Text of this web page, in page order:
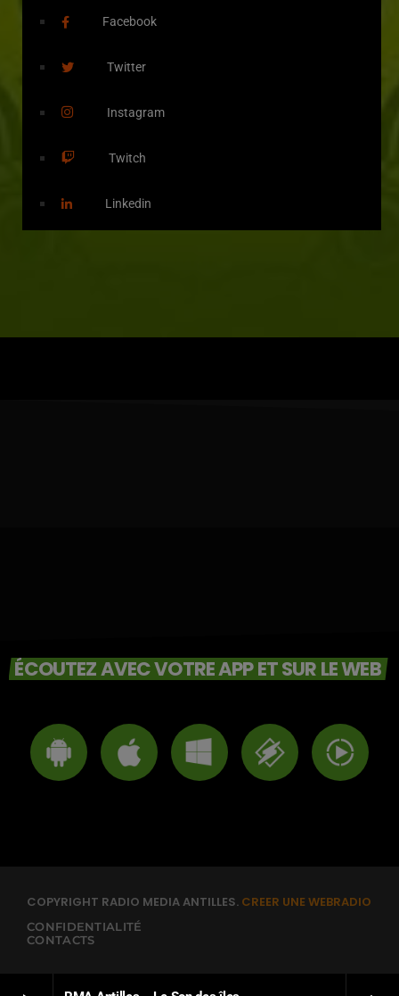
Facebook
Twitter
Instagram
Twitch
Linkedin
ÉCOUTEZ AVEC VOTRE APP ET SUR LE WEB
COPYRIGHT RADIO MEDIA ANTILLES. CREER UNE WEBRADIO
CONFIDENTIALITÉ
CONTACTS